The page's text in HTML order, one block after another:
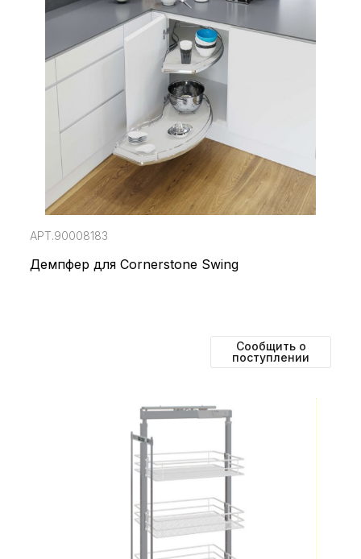
АРТ.90008183
Демпфер для Cornerstone Swing
Сообщить о
поступлении